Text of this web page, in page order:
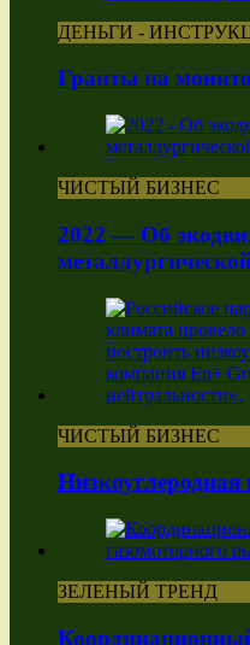
ДЕНЬГИ -
Гранты на
ЧИСТЫЙ БИЗНЕС
2022 — Об
ЧИСТЫЙ БИЗНЕС
Низкоуглеродная
ЗЕЛЕНЫЙ ТРЕНД